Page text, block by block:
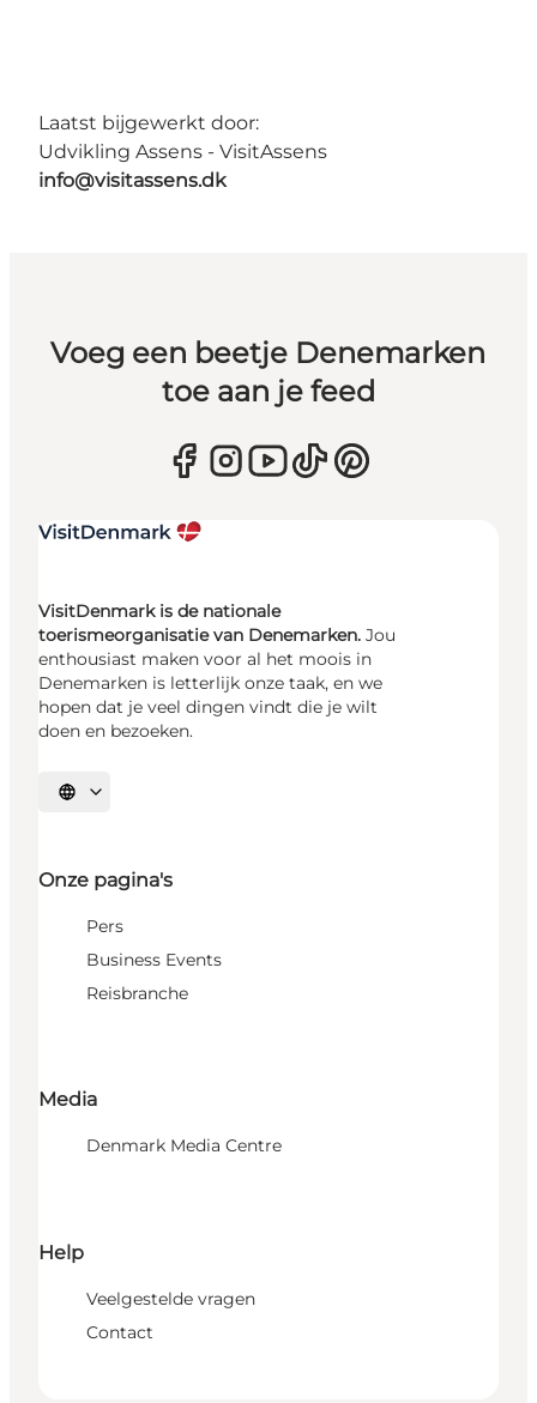
Laatst bijgewerkt door:
Udvikling Assens - VisitAssens
info@visitassens.dk
Voeg een beetje Denemarken
toe aan je feed
VisitDenmark is de nationale
toerismeorganisatie van Denemarken. Jou
enthousiast maken voor al het moois in
Denemarken is letterlijk onze taak, en we
hopen dat je veel dingen vindt die je wilt
doen en bezoeken.
Selecteer taal
Onze pagina's
Pers
Business Events
Reisbranche
Media
Denmark Media Centre
Help
Veelgestelde vragen
Contact